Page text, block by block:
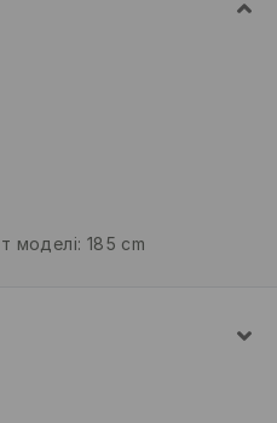
моделі: 185 cm